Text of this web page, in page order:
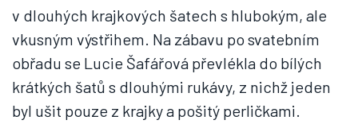
v dlouhých krajkových šatech s hlubokým, ale
vkusným výstřihem. Na zábavu po svatebním
obřadu se Lucie Šafářová převlékla do bílých
krátkých šatů s dlouhými rukávy, z nichž jeden
byl ušit pouze z krajky a pošitý perličkami.